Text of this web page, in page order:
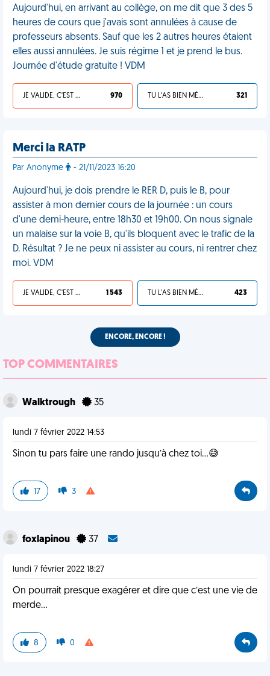
Aujourd'hui, en arrivant au collège, on me dit que 3 des 5
heures de cours que j'avais sont annulées à cause de
professeurs absents. Sauf que les 2 autres heures étaient
elles aussi annulées. Je suis régime 1 et je prend le bus.
Journée d'étude gratuite ! VDM
JE VALIDE, C'EST UNE VDM 970 TU L'AS BIEN MÉRITÉ 321
Merci la RATP
Par Anonyme - 21/11/2023 16:20
Aujourd'hui, je dois prendre le RER D, puis le B, pour
assister à mon dernier cours de la journée : un cours
d'une demi-heure, entre 18h30 et 19h00. On nous signale
un malaise sur la voie B, qu'ils bloquent avec le trafic de la
D. Résultat ? Je ne peux ni assister au cours, ni rentrer chez
moi. VDM
JE VALIDE, C'EST UNE VDM 1 543 TU L'AS BIEN MÉRITÉ 423
ENCORE, ENCORE !
TOP COMMENTAIRES
Walktrough 35
lundi 7 février 2022 14:53
Sinon tu pars faire une rando jusqu’à chez toi…😅
17 3
foxlapinou 37
lundi 7 février 2022 18:27
On pourrait presque exagérer et dire que c’est une vie de
merde...
8 0